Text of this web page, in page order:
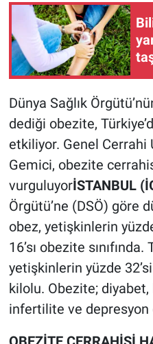
Dünya Sağlık
dediği obezite,
etkiliyor. Genel Cerrahi
Gemici, obezite
vurguluyorİSTANBUL
Örgütü’ne (DSÖ) göre
obez, yetişkinlerin
16’sı obezite sınıfında.
yetişkinlerin yüzde
kilolu. Obezite; diyabet,
infertilite ve depresyon